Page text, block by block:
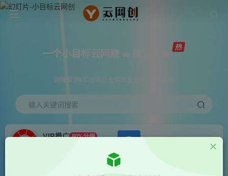
一个小目标云网赚 ∞ 稳定更新
网赚资源&实战项目 全网首发全年365天更新
输入关键词搜索
VIP推广 80%分佣